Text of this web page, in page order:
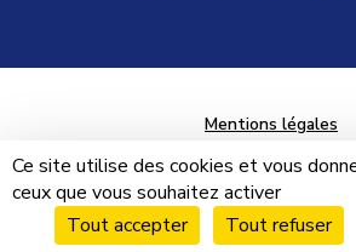
Mentions légales
Données
Plan du site
Cookies
Ce site utilise des cookies et vous
ceux que vous souhaitez activer
Tout accepter
Tout refuser